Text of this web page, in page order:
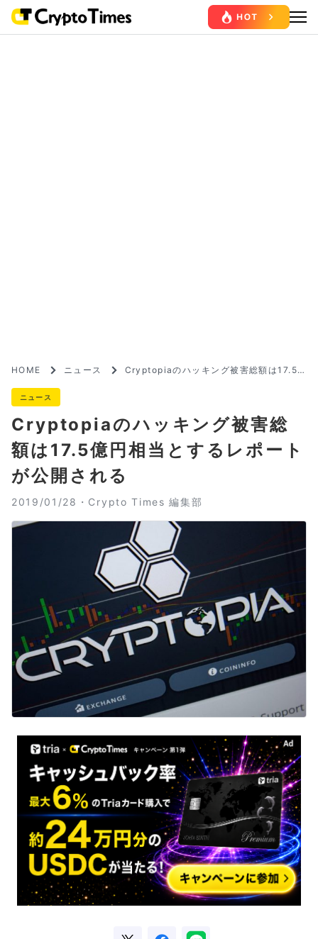
HOME ニュース
Cryptopiaのハッキング被害総額は17.5
ニュース
Cryptopiaのハッキング被害総
額は17.5億円相当とするレポート
が公開される
2019/01/28・ Crypto Times 編集部